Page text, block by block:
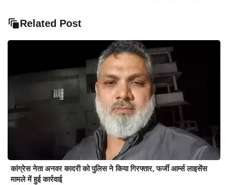
Related Post
कांग्रेस नेता अनवर कादरी को पुलिस ने किया गिरफ्तार, फर्जी आर्म्स लाइसेंस
मामले में हुई कार्रवाई